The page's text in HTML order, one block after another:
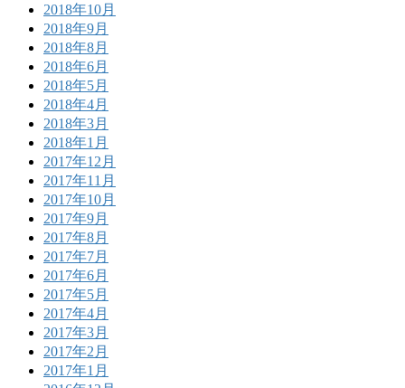
2018年10月
2018年9月
2018年8月
2018年6月
2018年5月
2018年4月
2018年3月
2018年1月
2017年12月
2017年11月
2017年10月
2017年9月
2017年8月
2017年7月
2017年6月
2017年5月
2017年4月
2017年3月
2017年2月
2017年1月